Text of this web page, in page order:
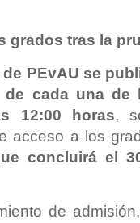
grados tras la
PEvAU se
cada una de
12:00 horas,
acceso a los
concluirá el
de